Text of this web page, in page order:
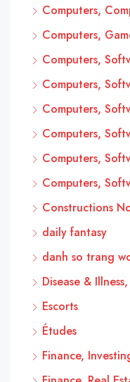
Computers,
Computers,
Computers,
Computers,
Computers,
Computers,
Computers,
Computers,
Constructions
daily fantasy
danh so trang
Disease &
Escorts
Études
Finance,